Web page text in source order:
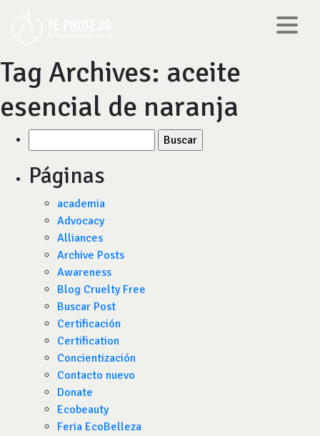
Tag Archives: aceite
esencial de naranja
por:
Páginas
academia
Advocacy
Alliances
Archive Posts
Awareness
Blog Cruelty Free
Buscar Post
Certificación
Certification
Concientización
Contacto nuevo
Donate
Ecobeauty
Feria EcoBelleza